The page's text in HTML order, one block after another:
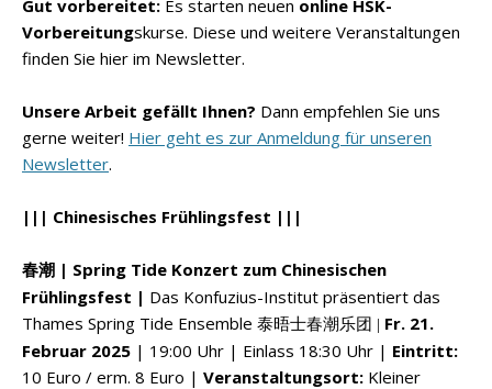
Gut vorbereitet: Es starten neuen online HSK-
Vorbereitungskurse. Diese und weitere Veranstaltungen
finden Sie hier im Newsletter.
Unsere Arbeit gefällt Ihnen? Dann empfehlen Sie uns
gerne weiter! Hier geht es zur Anmeldung für unseren
Newsletter.
||| Chinesisches Frühlingsfest |||
春潮 | Spring Tide Konzert zum Chinesischen
Frühlingsfest | Das Konfuzius-Institut präsentiert das
Thames Spring Tide Ensemble 泰晤士春潮乐团 | Fr. 21.
Februar 2025 | 19:00 Uhr | Einlass 18:30 Uhr | Eintritt:
10 Euro / erm. 8 Euro | Veranstaltungsort: Kleiner